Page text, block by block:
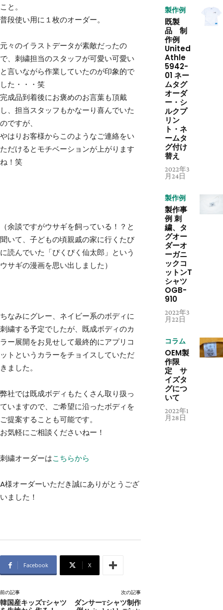
こと。
普段使い用に１枚のオーダー。
元々のイラストデータが素敵だったの
で、刺繍担当のスタッフが可愛い可愛い
と言いながら作業していたのが印象的で
した・・・笑
完成品到着後にお褒めのお言葉も頂戴
し、担当スタッフもかなーり喜んでいた
のですが、
やはりお客様からこのようなご連絡をい
ただけるとモチベーションが上がります
ね！笑
（余談ですがウサギを飼っている！？と
聞いて、子どもの頃親戚の家に行くたび
に読んでいた「ぴくぴく仙太郎」という
ウサギの漫画を思い出しました）
ちなみにグレー、ネイビー系のボディに
刺繍する予定でしたが、既成ボディのカ
ラー展開をお見せして最終的にアプリコ
ットというカラーをチョイスしていただ
きました。
弊社では既成ボディもたくさん取り扱っ
ていますので、ご希望に沿ったボディを
ご提案することも可能です。
お気軽にご相談くださいねー！
刺繍オーダーはこちらから
A様オーダーいただき誠にありがとうござ
いました！
Facebook X
前の記事
韓国産キッズTシャツ
次の記事
ダンサーTシャツ制作
製作例
既製
品 制
作例
United
Athle
5942-
01 ネー
ムタグ
オーダ
ー・シ
ルクプ
リン
ト・ネ
ームタ
グ付け
替え
2022年3
月24日
製作例
製作事
例 刺
繍、タ
グオー
ダーオ
ーガニ
ックコ
ットンT
シャツ
OGB-
910
2022年3
月22日
コラム
OEM製
作限
定 サ
イズタ
グにつ
いて
2022年1
月28日